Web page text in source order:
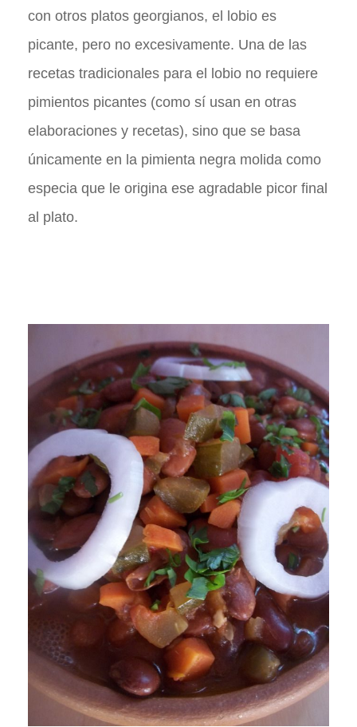
con otros platos georgianos, el lobio es
picante, pero no excesivamente. Una de las
recetas tradicionales para el lobio no requiere
pimientos picantes (como sí usan en otras
elaboraciones y recetas), sino que se basa
únicamente en la pimienta negra molida como
especia que le origina ese agradable picor final
al plato.